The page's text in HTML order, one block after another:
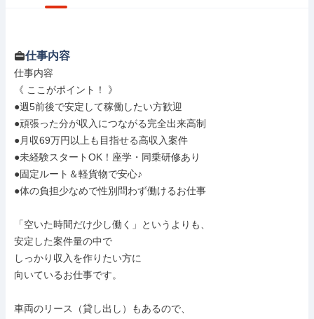
仕事内容
仕事内容
《 ここがポイント！ 》
●週5前後で安定して稼働したい方歓迎
●頑張った分が収入につながる完全出来高制
●月収69万円以上も目指せる高収入案件
●未経験スタートOK！座学・同乗研修あり
●固定ルート＆軽貨物で安心♪
●体の負担少なめで性別問わず働けるお仕事
「空いた時間だけ少し働く」というよりも、
安定した案件量の中で
しっかり収入を作りたい方に
向いているお仕事です。
車両のリース（貸し出し）もあるので、